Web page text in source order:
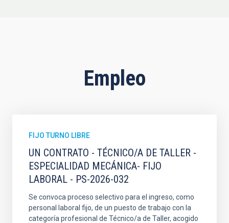
Empleo
FIJO TURNO LIBRE
UN CONTRATO - TÉCNICO/A DE TALLER -
ESPECIALIDAD MECÁNICA- FIJO
LABORAL - PS-2026-032
Se convoca proceso selectivo para el ingreso, como
personal laboral fijo, de un puesto de trabajo con la
categoría profesional de Técnico/a de Taller, acogido